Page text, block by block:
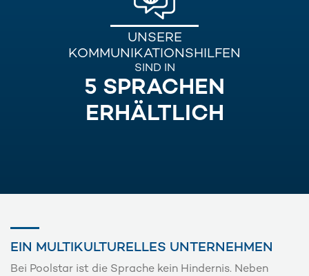
UNSERE
KOMMUNIKATIONSHILFEN
SIND IN
5 SPRACHEN
ERHÄLTLICH
EIN MULTIKULTURELLES UNTERNEHMEN
Bei Poolstar ist die Sprache kein Hindernis. Neben